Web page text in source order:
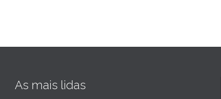
As mais lidas